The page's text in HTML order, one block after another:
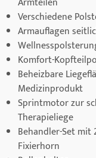
Verschiedene
Armauflagen
Komfort-
Beheizbare
Medizinprodukt
Sprintmotor zur
Therapieliege
Behandler-Set mit
Fixierhorn